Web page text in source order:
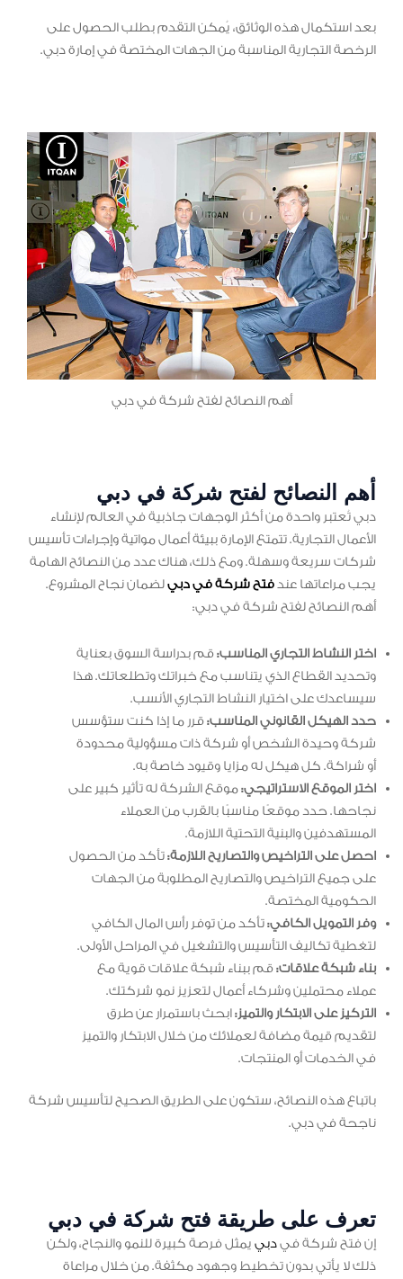
بعد استكمال هذه الوثائق، يُمكن التقدم بطلب الحصول على
الرخصة التجارية المناسبة من الجهات المختصة في إمارة دبي.
أهم النصائح لفتح شركة في دبي
أهم النصائح لفتح شركة في دبي
دبي تُعتبر واحدة من أكثر الوجهات جاذبية في العالم لإنشاء
الأعمال التجارية. تتمتع الإمارة ببيئة أعمال مواتية وإجراءات تأسيس
شركات سريعة وسهلة. ومع ذلك، هناك عدد من النصائح الهامة
يجب مراعاتها عندفتح شركة في دبيلضمان نجاح المشروع.
أهم النصائح لفتح شركة في دبي:
اختر النشاط التجاري المناسب:قم بدراسة السوق بعناية
وتحديد القطاع الذي يتناسب مع خبراتك وتطلعاتك. هذا
سيساعدك على اختيار النشاط التجاري الأنسب.
حدد الهيكل القانوني المناسب:قرر ما إذا كنت ستؤسس
شركة وحيدة الشخص أو شركة ذات مسؤولية محدودة
أو شراكة. كل هيكل له مزايا وقيود خاصة به.
اختر الموقع الاستراتيجي:موقع الشركة له تأثير كبير على
نجاحها. حدد موقعًا مناسبًا بالقرب من العملاء
المستهدفين والبنية التحتية اللازمة.
احصل على التراخيص والتصاريح اللازمة:تأكد من الحصول
على جميع التراخيص والتصاريح المطلوبة من الجهات
الحكومية المختصة.
وفر التمويل الكافي:تأكد من توفر رأس المال الكافي
لتغطية تكاليف التأسيس والتشغيل في المراحل الأولى.
بناء شبكة علاقات:قم ببناء شبكة علاقات قوية مع
عملاء محتملين وشركاء أعمال لتعزيز نمو شركتك.
التركيز على الابتكار والتميز: ابحث باستمرار عن طرق
لتقديم قيمة مضافة لعملائك من خلال الابتكار والتميز
في الخدمات أو المنتجات.
باتباع هذه النصائح، ستكون على الطريق الصحيح لتأسيس شركة
ناجحة في دبي.
تعرف على طريقة فتح شركة في دبي
إن فتح شركة فيدبي يمثل فرصة كبيرة للنمو والنجاح، ولكن
ذلك لا يأتي بدون تخطيط وجهود مكثفة. من خلال مراعاة